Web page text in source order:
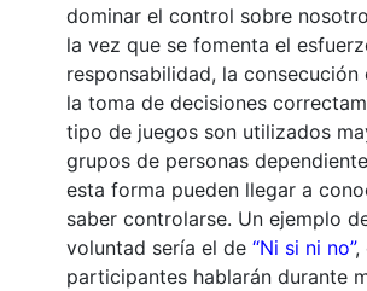
dominar el control sobre
la vez que se fomenta el
responsabilidad, la consecución
la toma de decisiones
tipo de juegos son utilizados
grupos de personas
esta forma pueden llegar a
saber controlarse. Un ejemplo
voluntad sería el de “Ni si ni no”,
participantes hablarán durante